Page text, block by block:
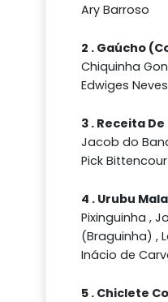
Ary Barroso
2 . Gaúcho
Chiquinha
Edwiges
3 . Receita
Jacob do
Pick
4 . Urubu
Pixinguinha ,
(Braguinha) ,
Inácio de
5 . Chiclete